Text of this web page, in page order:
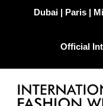
Dubai | Paris |
Official